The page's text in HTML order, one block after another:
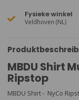
Fysieke winkel
Veldhoven (NL)
MBDU Shirt
Ripstop
MBDU Shirt - NyCo